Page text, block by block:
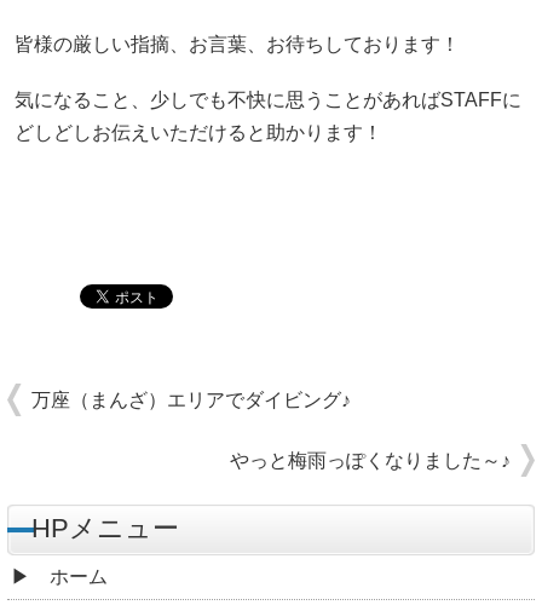
皆様の厳しい指摘、お言葉、お待ちしております！
気になること、少しでも不快に思うことがあればSTAFFに
どしどしお伝えいただけると助かります！
万座（まんざ）エリアでダイビング♪
やっと梅雨っぽくなりました～♪
HPメニュー
ホーム